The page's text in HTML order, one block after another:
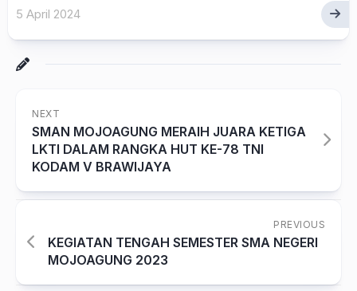
5 April 2024
NEXT
SMAN MOJOAGUNG MERAIH JUARA KETIGA
LKTI DALAM RANGKA HUT KE-78 TNI
KODAM V BRAWIJAYA
PREVIOUS
KEGIATAN TENGAH SEMESTER SMA NEGERI
MOJOAGUNG 2023